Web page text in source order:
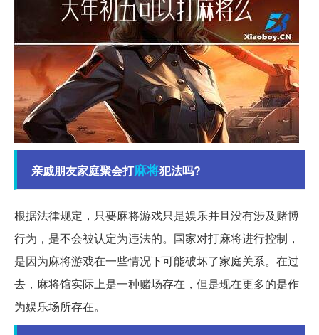
亲戚朋友家庭聚会打麻将犯法吗?
根据法律规定，只要麻将游戏只是娱乐并且没有涉及赌博
行为，是不会被认定为违法的。国家对打麻将进行控制，
是因为麻将游戏在一些情况下可能破坏了家庭关系。在过
去，麻将馆实际上是一种赌场存在，但是现在更多的是作
为娱乐场所存在。